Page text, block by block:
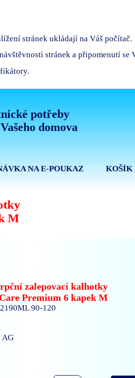
stránek ukládají na Váš počítač.
stránek a připomenutí se
potřeby
domova
KOŠÍK
NA E-POUKAZ
M
zalepovací kalhotky
Premium 6 kapek M
90-120
AG